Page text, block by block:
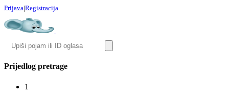
Prijava|Registracija
Prijedlog pretrage
1